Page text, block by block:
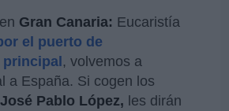
Gran Canaria: Eucaristía
el puerto de
principal, volvemos a
a España. Si cogen los
José Pablo López, les dirán